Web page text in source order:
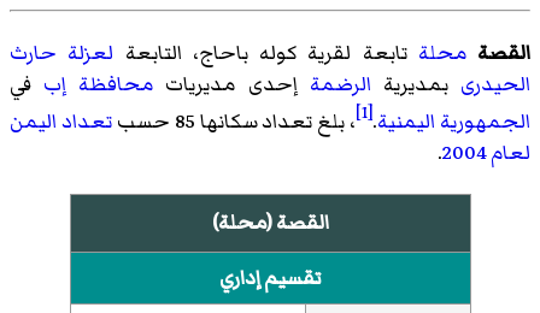
القصة محلة تابعة لقرية كوله باحاج، التابعة لعزلة حارث
الحيدرى بمديرية الرضمة إحدى مديريات محافظة إب في
الجمهورية اليمنية.
[1] ، بلغ تعداد سكانها 85 حسب
تعداد اليمن
لعام 2004
.
القصة (محلة)
تقسيم إداري